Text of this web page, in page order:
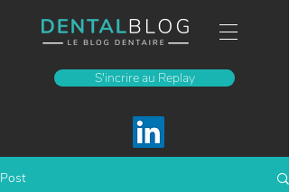
S'incrire au Replay
Post